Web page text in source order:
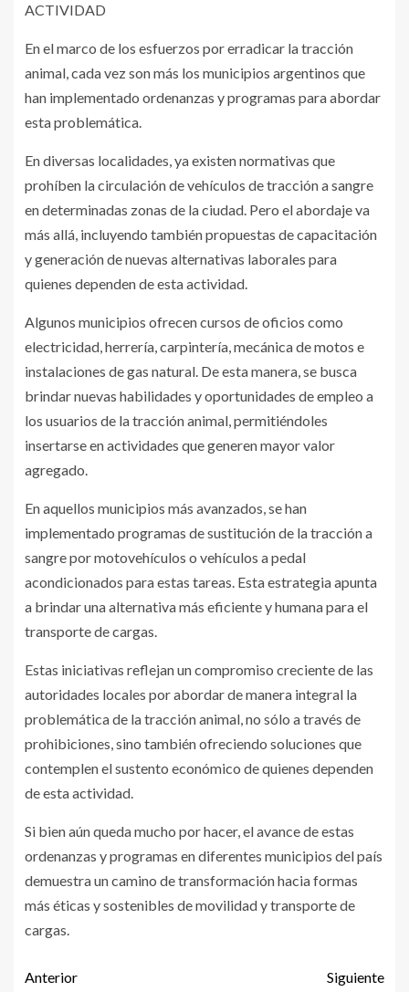
ACTIVIDAD
En el marco de los esfuerzos por erradicar la tracción
animal, cada vez son más los municipios argentinos que
han implementado ordenanzas y programas para abordar
esta problemática.
En diversas localidades, ya existen normativas que
prohíben la circulación de vehículos de tracción a sangre
en determinadas zonas de la ciudad. Pero el abordaje va
más allá, incluyendo también propuestas de capacitación
y generación de nuevas alternativas laborales para
quienes dependen de esta actividad.
Algunos municipios ofrecen cursos de oficios como
electricidad, herrería, carpintería, mecánica de motos e
instalaciones de gas natural. De esta manera, se busca
brindar nuevas habilidades y oportunidades de empleo a
los usuarios de la tracción animal, permitiéndoles
insertarse en actividades que generen mayor valor
agregado.
En aquellos municipios más avanzados, se han
implementado programas de sustitución de la tracción a
sangre por motovehículos o vehículos a pedal
acondicionados para estas tareas. Esta estrategia apunta
a brindar una alternativa más eficiente y humana para el
transporte de cargas.
Estas iniciativas reflejan un compromiso creciente de las
autoridades locales por abordar de manera integral la
problemática de la tracción animal, no sólo a través de
prohibiciones, sino también ofreciendo soluciones que
contemplen el sustento económico de quienes dependen
de esta actividad.
Si bien aún queda mucho por hacer, el avance de estas
ordenanzas y programas en diferentes municipios del país
demuestra un camino de transformación hacia formas
más éticas y sostenibles de movilidad y transporte de
cargas.
Anterior Siguiente